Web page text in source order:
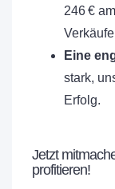
246 €
Eine
stark,
Erfolg.
Jetzt
profitieren!